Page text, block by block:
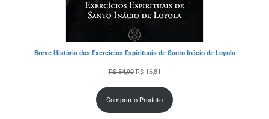
Breve História dos Exercícios Espirituais de Santo Inácio de Loyola
R$54,90 R$16,81
Comprar o Produto